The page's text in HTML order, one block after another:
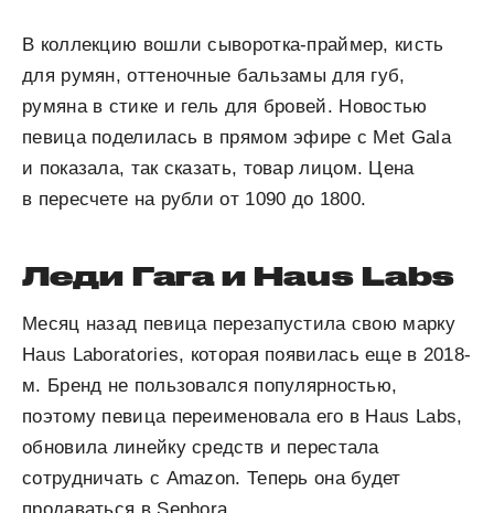
В коллекцию вошли сыворотка-праймер, кисть
для румян, оттеночные бальзамы для губ,
румяна в стике и гель для бровей. Новостью
певица поделилась в прямом эфире с Met Gala
и показала, так сказать, товар лицом. Цена
в пересчете на рубли от 1090 до 1800.
Леди Гага и Haus Labs
Месяц назад певица перезапустила свою марку
Haus Laboratories, которая появилась еще в 2018-
м. Бренд не пользовался популярностью,
поэтому певица переименовала его в Haus Labs,
обновила линейку средств и перестала
сотрудничать с Amazon. Теперь она будет